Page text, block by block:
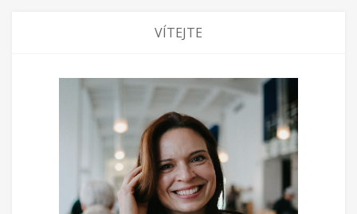
VÍTEJTE